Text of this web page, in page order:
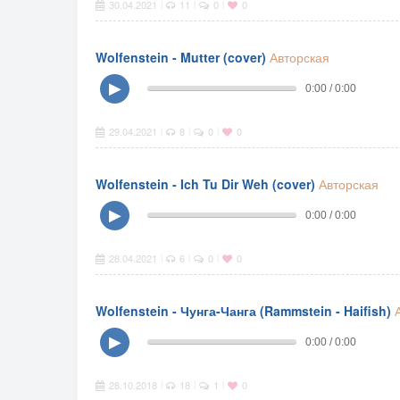
30.04.2021 11 0 0
Wolfenstein - Mutter (cover) Авторская
▶
0:00 / 0:00
29.04.2021 8 0 0
Wolfenstein - Ich Tu Dir Weh (cover) Авторская
▶
0:00 / 0:00
28.04.2021 6 0 0
Wolfenstein - Чунга-Чанга (Rammstein - Haifish)
▶
0:00 / 0:00
28.10.2018 18 1 0